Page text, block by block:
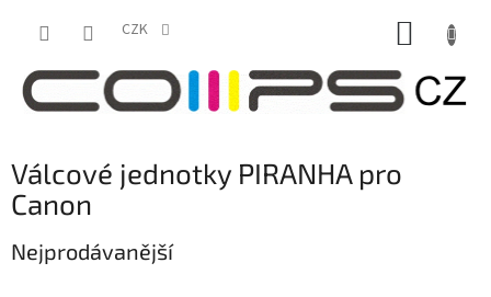
CZK
Válcové jednotky PIRANHA pro
Canon
Nejprodávanější